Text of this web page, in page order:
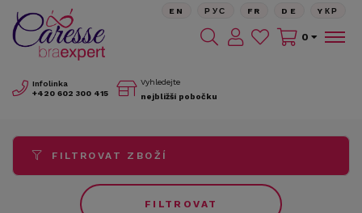
Infolinka
+420 602 300 415
Vyhledejte
nejbližší pobočku
EN РУС FR DE YКР
0
FILTROVAT ZBOŽÍ
FILTROVAT